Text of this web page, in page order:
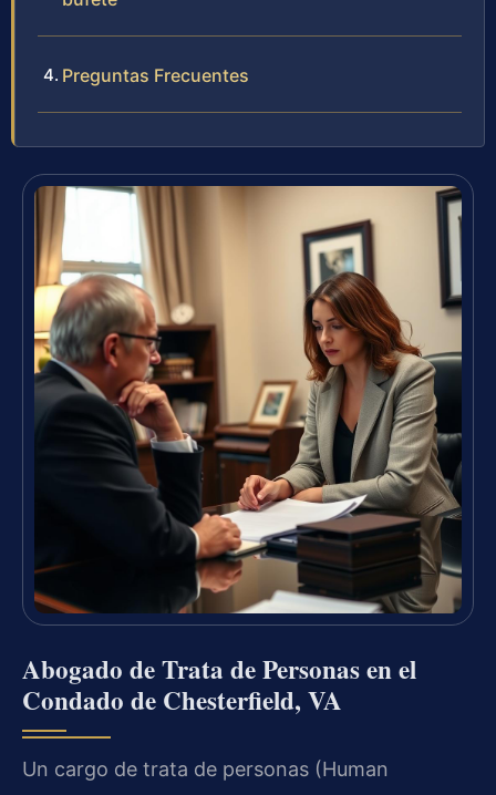
Preguntas Frecuentes
Abogado de Trata de Personas en el
Condado de Chesterfield, VA
Un cargo de trata de personas (Human